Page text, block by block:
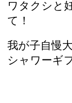
ワタクシと
て！
我が子自慢
シャワーギ